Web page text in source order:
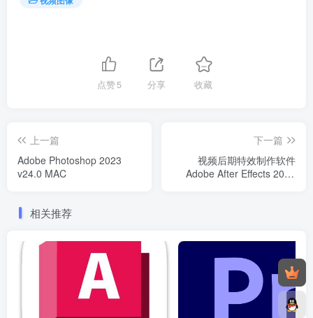
点赞5 分享 收藏
上一篇
Adobe Photoshop 2023
v24.0 MAC
下一篇
视频后期特效制作软件
Adobe After Effects 2023
相关推荐